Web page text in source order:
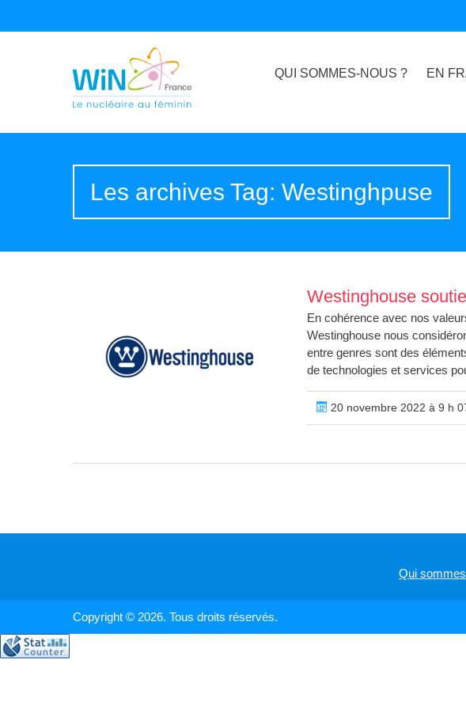
QUI SOMMES-NOUS ? EN
Les archives Tag: Westinghpuse
Westinghouse
En cohérence avec nos
Westinghouse nous
entre genres sont des
de technologies et services
20 novembre 2022 à 9 h
Qui
Copyright © 2026. Tous droits réservés.